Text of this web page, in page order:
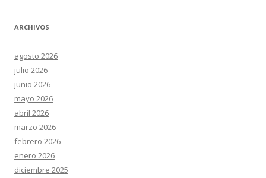
ARCHIVOS
agosto 2026
julio 2026
junio 2026
mayo 2026
abril 2026
marzo 2026
febrero 2026
enero 2026
diciembre 2025